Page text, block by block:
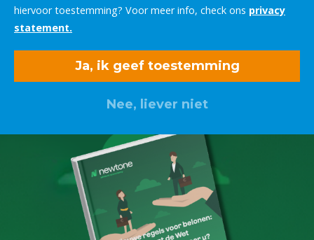
hiervoor toestemming? Voor meer info, check ons privacy
statement.
Ja, ik geef toestemming
Nee, liever niet